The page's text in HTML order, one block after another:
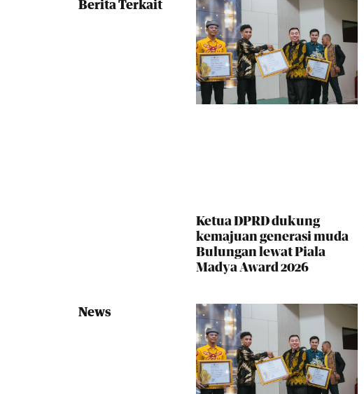
Berita Terkait
Ketua DPRD dukung
kemajuan generasi muda
Bulungan lewat Piala
Madya Award 2026
News